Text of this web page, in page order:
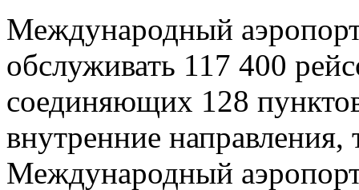
Международный
обслуживать 117 400
соединяющих 128
внутренние
Международный